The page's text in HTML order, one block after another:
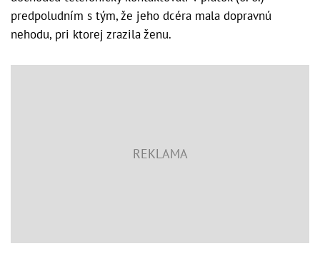
predpoludním s tým, že jeho dcéra mala dopravnú
nehodu, pri ktorej zrazila ženu.